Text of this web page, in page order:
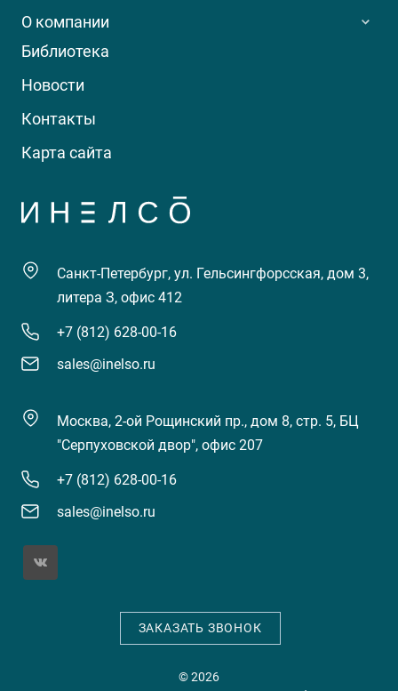
О компании
Библиотека
Новости
Контакты
Карта сайта
Санкт-Петербург, ул. Гельсингфорсская, дом 3,
литера З, офис 412
+7 (812) 628-00-16
sales@inelso.ru
Москва, 2-ой Рощинский пр., дом 8, стр. 5, БЦ
"Серпуховской двор", офис 207
+7 (812) 628-00-16
sales@inelso.ru
ЗАКАЗАТЬ ЗВОНОК
© 2026